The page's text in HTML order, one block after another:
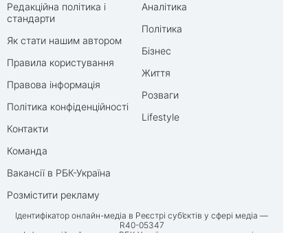
Редакційна політика і
стандарти
Як стати нашим автором
Правила користування
Правова інформація
Політика конфіденційності
Контакти
Команда
Вакансії в РБК-Україна
Розмістити рекламу
Аналітика
Політика
Бізнес
Життя
Розваги
Lifestyle
Ідентифікатор онлайн-медіа в Реєстрі суб’єктів у сфері медіа —
R40-05347